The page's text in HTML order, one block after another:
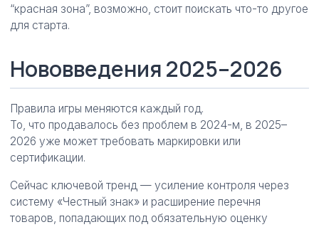
“красная зона”, возможно, стоит поискать что-то другое
для старта.
Нововведения 2025–2026
Правила игры меняются каждый год.
То, что продавалось без проблем в 2024-м, в 2025–
2026 уже может требовать маркировки или
сертификации.
Сейчас ключевой тренд — усиление контроля через
систему «Честный знак» и расширение перечня
товаров, попадающих под обязательную оценку